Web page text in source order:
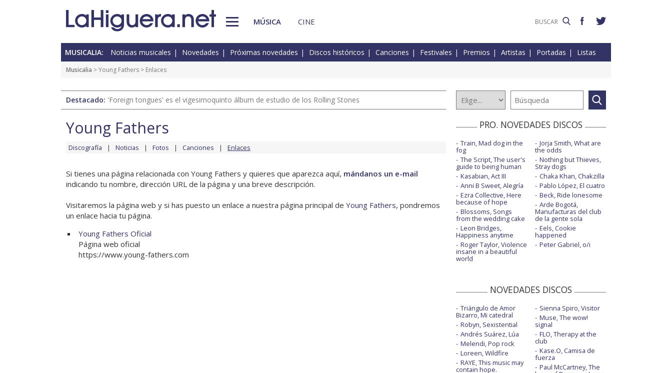
MÚSICA CINE
MUSICALIA: Noticias musicales Novedades Próximas novedades Discos históricos Canciones Festivales Premios Artistas Portadas Listas
Musicalia >Young Fathers > Enlaces
Destacado: 'Foreign tongues' es el vigesimoquinto álbum de estudio de los Rolling Stones
Young Fathers
Discografía Noticias Fotos Canciones Enlaces
Si tienes una página relacionada con Young Fathers y quieres que aparezca aquí, mándanos un e-mail
indicando tu nombre, dirección URL de la página y una breve descripción.
Visitaremos la página web y si has puesto un enlace a nuestra página principal de Young Fathers, pondremos
un enlace hacia tu página.
Young Fathers Oficial
Página web oficial
https://www.young-fathers.com
PRO. NOVEDADES DISCOS
Train, Mad dog in the
fog
The Script, The user's
guide to being human
Kasabian, Act III
Anni B Sweet, Alegría
Ezra Collective, Here
because of hope
Blossoms, Songs
from the wedding cake
Leon Bridges,
Happiness anytime
Roger Taylor, Violence
insane in a beautiful
world
Jorja Smith, What are
the odds
Nothing but Thieves,
Stray dogs
Chaka Khan, Chakzilla
Pablo López, El cuatro
Beck, Ride lonesome
Arde Bogotá,
Manufacturas del club
de la gente sola
Eels, Cookie
happened
Peter Gabriel, o/i
NOVEDADES DISCOS
Triángulo de Amor
Bizarro, Mi catedral
Robyn, Sexistential
Andrés Suárez, Lúa
Melendi, Pop rock
Loreen, Wildfire
RAYE, This music may
contain hope.
Sienna Spiro, Visitor
Muse, The wow!
signal
FLO, Therapy at the
club
Kase.O, Camisa de
fuerza
Paul McCartney, The